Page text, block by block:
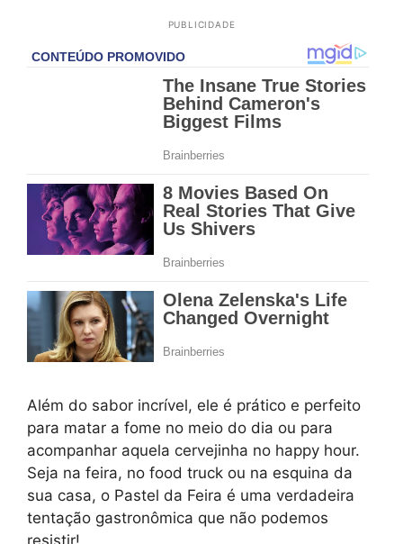
PUBLICIDADE
Além do sabor incrível, ele é prático e perfeito
para matar a fome no meio do dia ou para
acompanhar aquela cervejinha no happy hour.
Seja na feira, no food truck ou na esquina da
sua casa, o Pastel da Feira é uma verdadeira
tentação gastronômica que não podemos
resistir!